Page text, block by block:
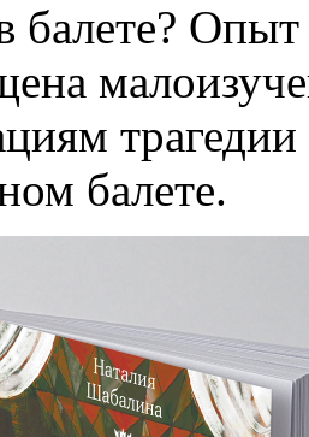
балете?
балете.